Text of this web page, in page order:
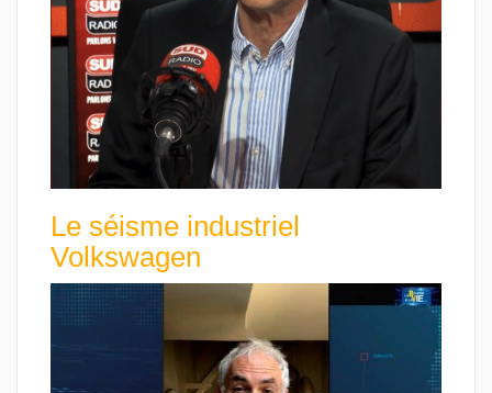
Le séisme industriel
Volkswagen